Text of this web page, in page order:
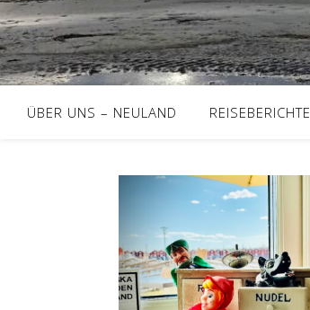
ÜBER UNS – NEULAND REISEBERICHTE